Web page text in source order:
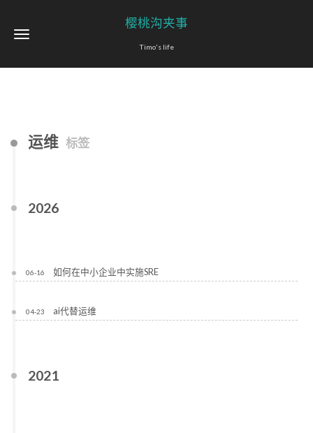
樱桃沟夹事
Timo's life
运维 标签
2026
06-16 如何在中小企业中实施SRE
04-23 ai代替运维
2021